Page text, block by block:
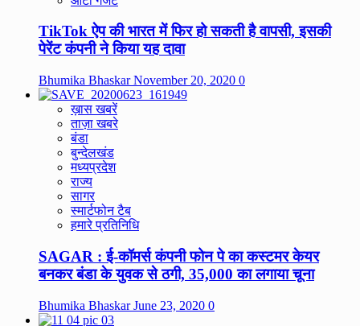
TikTok ऐप की भारत में फिर हो सकती है वापसी, इसकी
पेरेंट कंपनी ने किया यह दावा
Bhumika BhaskarNovember 20, 2020 0
ख़ास खबरें
ताज़ा खबरे
बंडा
बुन्देलखंड
मध्यप्रदेश
राज्य
सागर
स्मार्टफोन टैब
हमारे प्रतिनिधि
SAGAR : ई-कॉमर्स कंपनी फोन पे का कस्टमर केयर
बनकर बंडा के युवक से ठगी, 35,000 का लगाया चूना
Bhumika BhaskarJune 23, 2020 0